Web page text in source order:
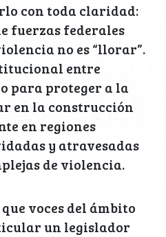
con toda claridad:
fuerzas federales
no es “llorar”.
entre
para proteger a la
en la construcción
en regiones
y atravesadas
de violencia.
voces del ámbito
un legislador